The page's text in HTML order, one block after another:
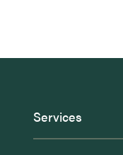
Services